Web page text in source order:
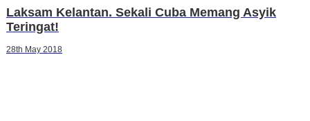
Laksam Kelantan. Sekali Cuba Memang Asyik
Teringat!
28th May 2018